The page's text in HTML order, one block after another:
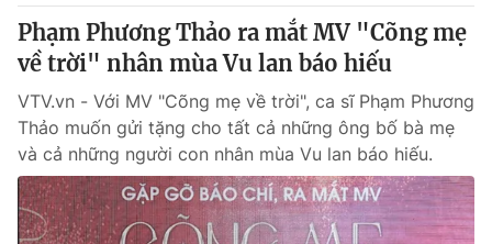
VTV4 Vươn mình bằng AI
Liên hệ tòa soạn English
Phạm Phương Thảo ra mắt MV "Cõng mẹ
về trời" nhân mùa Vu lan báo hiếu
VTV.vn - Với MV "Cõng mẹ về trời", ca sĩ Phạm Phương
Thảo muốn gửi tặng cho tất cả những ông bố bà mẹ
và cả những người con nhân mùa Vu lan báo hiếu.